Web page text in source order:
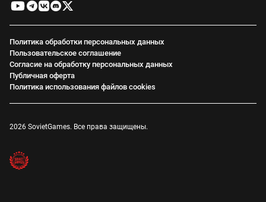
Политика обработки персональных данных
Пользовательское соглашение
Согласие на обработку персональных данных
Публичная оферта
Политика использования файлов cookies
2026 SovietGames. Все права защищены.